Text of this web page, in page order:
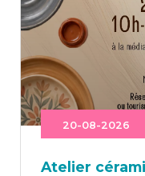
20-08-2026
Ate­lier